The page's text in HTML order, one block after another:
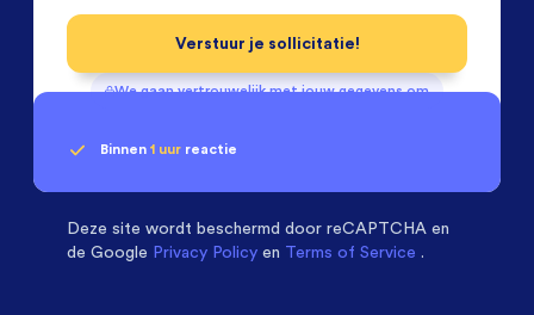
We gaan vertrouwelijk met jouw gegevens om
Verstuur je sollicitatie!
Binnen 1 uur reactie
Deze site wordt beschermd door reCAPTCHA en
de Google Privacy Policy en Terms of Service .